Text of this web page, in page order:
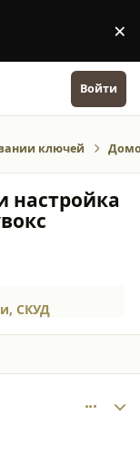
×
Войти
ключей
настройка
СКУД